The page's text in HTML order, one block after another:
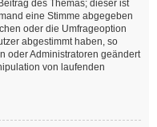
des Themas; dieser ist
eine Stimme abgegeben
oder die Umfrageoption
abgestimmt haben, so
oder Administratoren geändert
von laufenden